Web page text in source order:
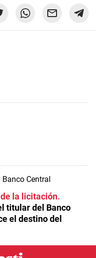
la licitación
titular del Banco
el destino del